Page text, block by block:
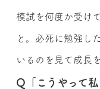
模試を何度か受け
と。必死に勉強し
いるのを見て成長
Q「こうやって